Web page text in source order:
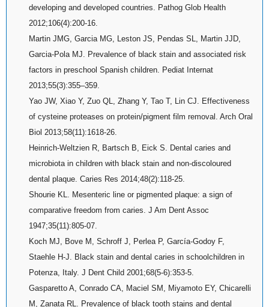
developing and developed countries. Pathog Glob Health
2012;106(4):200-16.
Martin JMG, Garcia MG, Leston JS, Pendas SL, Martin JJD,
Garcia-Pola MJ. Prevalence of black stain and associated risk
factors in preschool Spanish children. Pediat Internat
2013;55(3):355–359.
Yao JW, Xiao Y, Zuo QL, Zhang Y, Tao T, Lin CJ. Effectiveness
of cysteine proteases on protein/pigment film removal. Arch Oral
Biol 2013;58(11):1618-26.
Heinrich-Weltzien R, Bartsch B, Eick S. Dental caries and
microbiota in children with black stain and non-discoloured
dental plaque. Caries Res 2014;48(2):118-25.
Shourie KL. Mesenteric line or pigmented plaque: a sign of
comparative freedom from caries. J Am Dent Assoc
1947;35(11):805-07.
Koch MJ, Bove M, Schroff J, Perlea P, García-Godoy F,
Staehle H-J. Black stain and dental caries in schoolchildren in
Potenza, Italy. J Dent Child 2001;68(5-6):353-5.
Gasparetto A, Conrado CA, Maciel SM, Miyamoto EY, Chicarelli
M, Zanata RL. Prevalence of black tooth stains and dental